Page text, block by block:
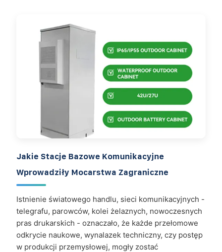
Jakie Stacje Bazowe Komunikacyjne
Wprowadziły Mocarstwa Zagraniczne
Istnienie światowego handlu, sieci komunikacyjnych -
telegrafu, parowców, kolei żelaznych, nowoczesnych
pras drukarskich - oznaczało, że każde przełomowe
odkrycie naukowe, wynalazek techniczny, czy postęp
w produkcji przemysłowej, mogły zostać